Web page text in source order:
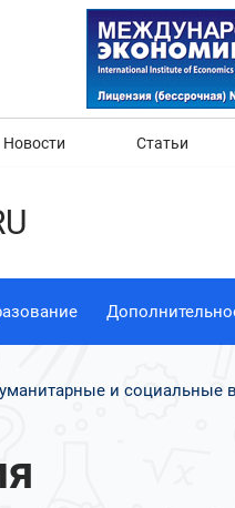
Новости Статьи
и социальные